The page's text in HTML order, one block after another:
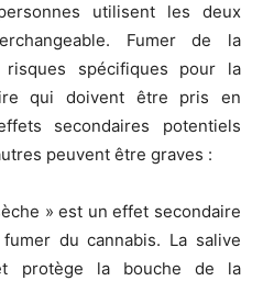
utilisent les deux
Fumer de la
risques spécifiques pour la
qui doivent être pris en
secondaires potentiels
peuvent être graves :
» est un effet secondaire
du cannabis. La salive
protège la bouche de la